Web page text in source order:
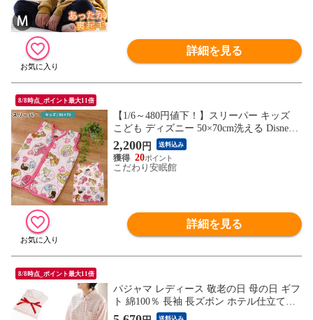
詳細を見る
8/8時点_ポイント最大11倍
【1/6～480円値下！】スリーパー キッズ
こども ディズニー 50×70cm洗える Disney
フランネル 暖か （プリンセス）【BC-Z18
87-EPI】
2,200円 送料込み
20
こだわり安眠館
詳細を見る
8/8時点_ポイント最大11倍
パジャマ レディース 敬老の日 母の日 ギフ
ト 綿100％ 長袖 長ズボン ホテル仕立ての5
つ星パジャマ 衿付き 前ボタン全開 婦人
送料込み